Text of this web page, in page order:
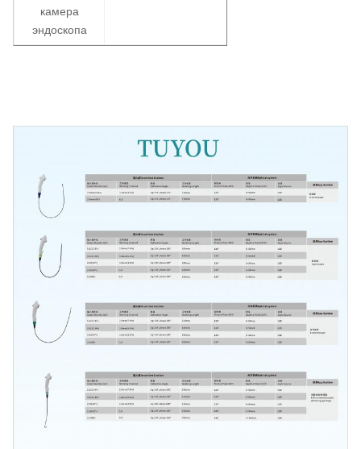
камера
эндоскопа